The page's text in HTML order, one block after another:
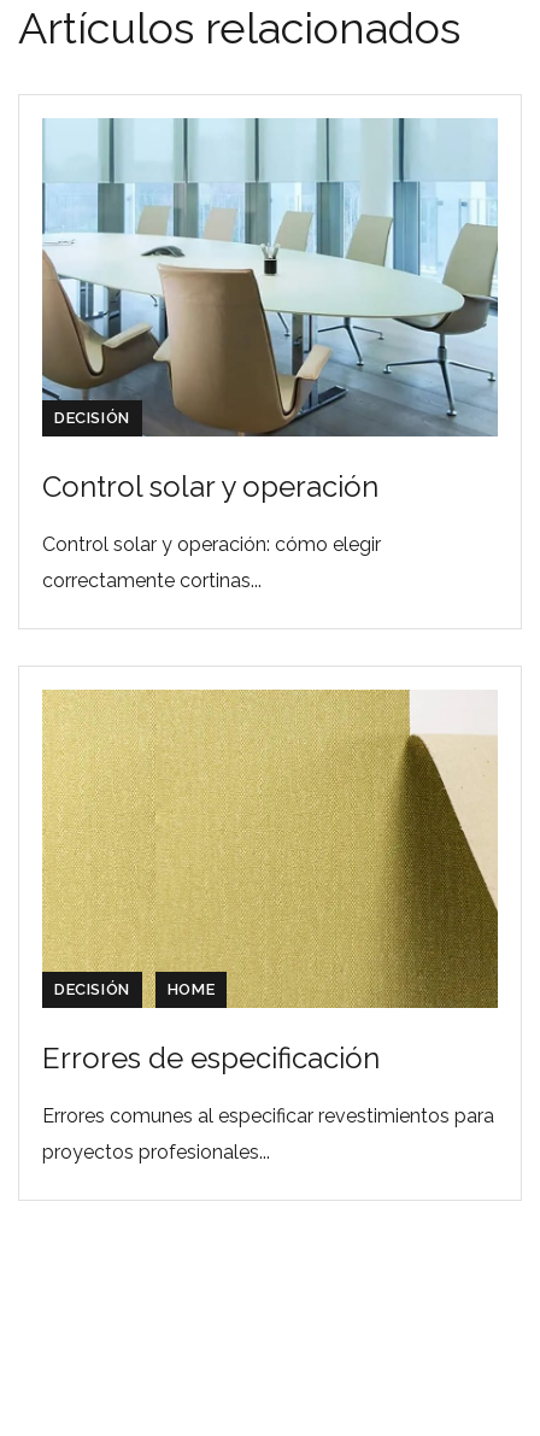
Artículos relacionados
DECISIÓN
Control solar y operación
Control solar y operación: cómo elegir
correctamente cortinas...
DECISIÓN HOME
Errores de especificación
Errores comunes al especificar revestimientos para
proyectos profesionales...